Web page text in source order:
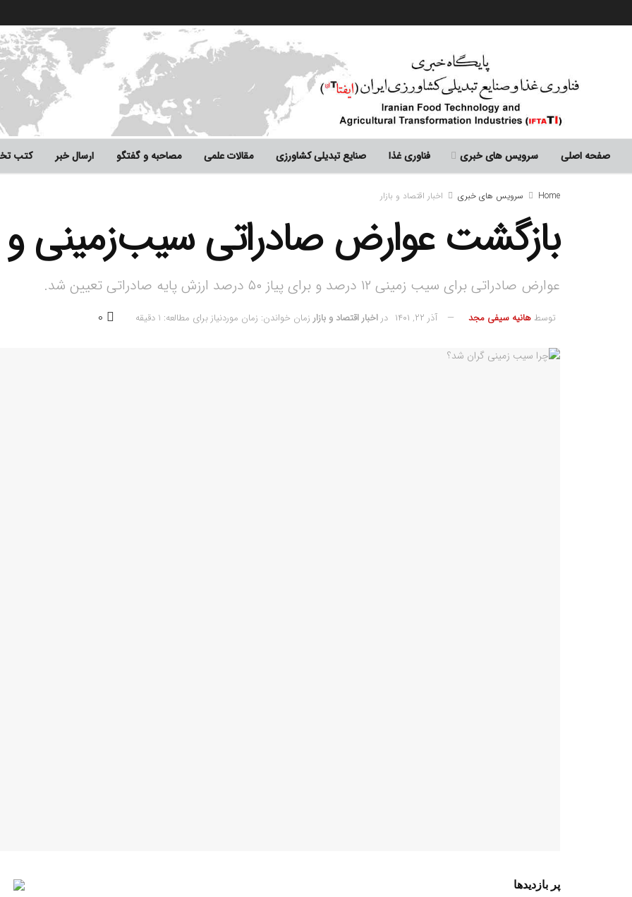
صفحه اصلی سرویس های خبری فناوری غذا صنایع تبدیلی کشاورزی مقالات علمی مصاحبه و گفتگو ارسال خبر کتب
Home سرویس های خبری اخبار اقتصاد و بازار
بازگشت عوارض صادراتی سیب‌زمینی و
عوارض صادراتی برای سیب زمینی ۱۲ درصد و برای پیاز ۵۰ درصد ارزش پایه صادراتی تعیین شد.
توسط هانیه سیفی مجد آذر ۲۲, ۱۴۰۱ دراخبار اقتصاد و بازار زمان خواندن: زمان موردنیاز برای مطالعه: 1 دقیقه
پر بازدیدها